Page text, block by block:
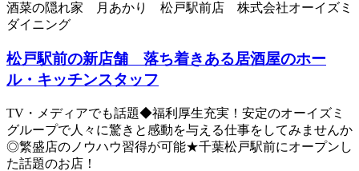
酒菜の隠れ家 月あかり 松戸駅前店 株式会社オーイズミ
ダイニング
松戸駅前の新店舗 落ち着きある居酒屋のホー
ル・キッチンスタッフ
TV・メディアでも話題◆福利厚生充実！安定のオーイズミ
グループで人々に驚きと感動を与える仕事をしてみませんか
◎繁盛店のノウハウ習得が可能★千葉松戸駅前にオープンし
た話題のお店！